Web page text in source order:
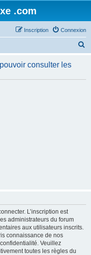
.com
Connexion
Inscription
h
consulter les
L’inscription est
administrateurs du forum
aux utilisateurs inscrits.
connaissance de nos
Veuillez
toutes les règles du